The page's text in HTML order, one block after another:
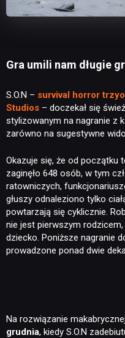
Gra umili nam długie
S.O.N – survival horror
Studios – doczekał się
stylizowanym na nagranie z
zarówno na sugestywne
Okazuje się, że od początku
zaginęło 648 osób, w tym
ratowniczych,
głuszy odnaleziono tylko
powtarzają się cyklicznie.
nie jest pierwszym
dziecko. Poniższe nagranie
prowadzone ponad dwie
Na rozwiązanie
grudnia, kiedy S.O.N